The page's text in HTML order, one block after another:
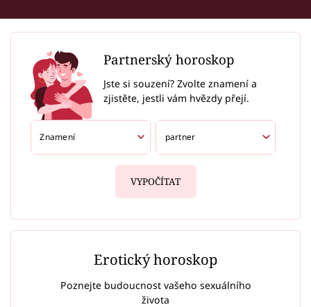
Partnerský horoskop
Jste si souzení? Zvolte znamení a
zjistěte, jestli vám hvězdy přejí.
VYPOČÍTAT
Erotický horoskop
Poznejte budoucnost vašeho sexuálního
života